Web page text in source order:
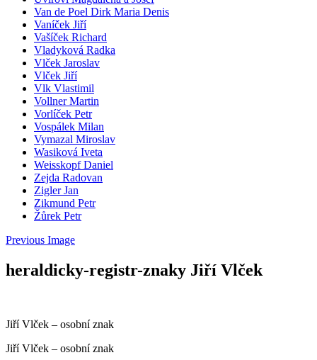
Van de Poel Dirk Maria Denis
Vaníček Jiří
Vašíček Richard
Vladyková Radka
Vlček Jaroslav
Vlček Jiří
Vlk Vlastimil
Vollner Martin
Vorlíček Petr
Vospálek Milan
Vymazal Miroslav
Wasiková Iveta
Weisskopf Daniel
Zejda Radovan
Zigler Jan
Zikmund Petr
Žůrek Petr
Previous Image
heraldicky-registr-znaky Jiří Vlček
Jiří Vlček – osobní znak
Jiří Vlček – osobní znak